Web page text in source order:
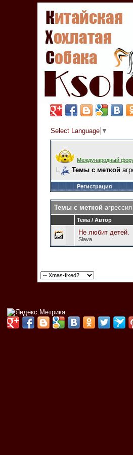
Select Language ▼
Международный
Темы с меткой
Регистрация
Темы с меткой агрессия
Тема / Автор
Не любит детей.
Slava